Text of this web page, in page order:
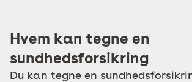
Hvem kan tegne en
sundhedsforsikring
Du kan tegne en